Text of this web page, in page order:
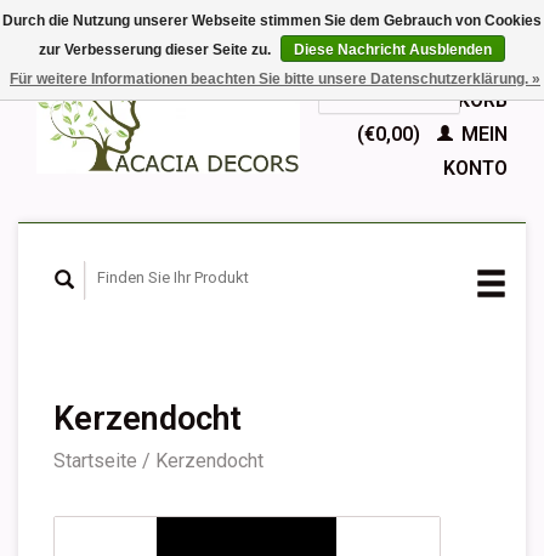
EUR
GBPDeutsch
Nederlands
English
IHR WARENKORB
(€0,00)
MEIN
KONTO
Kerzendocht
Startseite / Kerzendocht
Durch die Nutzung unserer Webseite stimmen Sie dem Gebrauch von Cookies
zur Verbesserung dieser Seite zu.
Diese Nachricht Ausblenden
Für weitere Informationen beachten Sie bitte unsere Datenschutzerklärung. »